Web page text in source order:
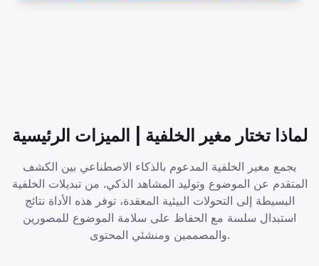
لماذا تختار مغير الخلفية | الميزات الرئيسية
يجمع مغير الخلفية المدعوم بالذكاء الاصطناعي بين الكشف
المتقدم عن الموضوع وتوليد المشاهد الذكي. من تبديلات الخلفية
البسيطة إلى التحولات البيئية المعقدة، توفر هذه الأداة نتائج
استبدال سلسة مع الحفاظ على سلامة الموضوع للمصورين
والمصممين ومنشئي المحتوى.